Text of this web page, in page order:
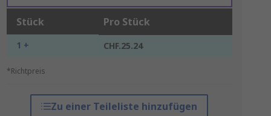
Stück Pro Stück
1 + CHF.25.24
*Richtpreis
Zu einer Teileliste hinzufügen